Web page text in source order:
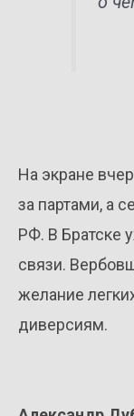
На экране
за партами, а
РФ. В Братске
связи.
желание
диверсиям.